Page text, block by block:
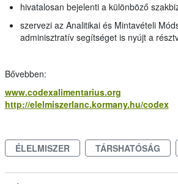
hivatalosan bejelenti a különböző
szervezi az Analitikai és Mintavételi
adminisztratív segítséget is nyújt a
Bővebben:
www.codexalimentarius.org
http://elelmiszerlanc.kormany.hu/codex
ÉLELMISZER TÁRSHATÓSÁG